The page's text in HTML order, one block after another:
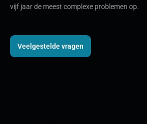
vijf jaar de meest complexe problemen op.
Veelgestelde vragen